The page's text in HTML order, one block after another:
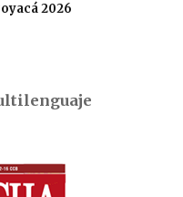
2026